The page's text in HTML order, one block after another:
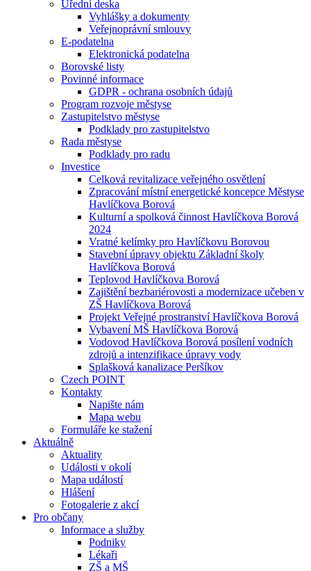
Úřední deska
Vyhlášky a dokumenty
Veřejnoprávní smlouvy
E-podatelna
Elektronická podatelna
Borovské listy
Povinné informace
GDPR - ochrana osobních údajů
Program rozvoje městyse
Zastupitelstvo městyse
Podklady pro zastupitelstvo
Rada městyse
Podklady pro radu
Investice
Celková revitalizace veřejného osvětlení
Zpracování místní energetické koncepce Městyse
Havlíčkova Borová
Kulturní a spolková činnost Havlíčkova Borová
2024
Vratné kelímky pro Havlíčkovu Borovou
Stavební úpravy objektu Základní školy
Havlíčkova Borová
Teplovod Havlíčkova Borová
Zajištění bezbariérovosti a modernizace učeben v
ZŠ Havlíčkova Borová
Projekt Veřejné prostranství Havlíčkova Borová
Vybavení MŠ Havlíčkova Borová
Vodovod Havlíčkova Borová posílení vodních
zdrojů a intenzifikace úpravy vody
Splašková kanalizace Peršíkov
Czech POINT
Kontakty
Napište nám
Mapa webu
Formuláře ke stažení
Aktuálně
Aktuality
Události v okolí
Mapa událostí
Hlášení
Fotogalerie z akcí
Pro občany
Informace a služby
Podniky
Lékaři
ZŠ a MŠ